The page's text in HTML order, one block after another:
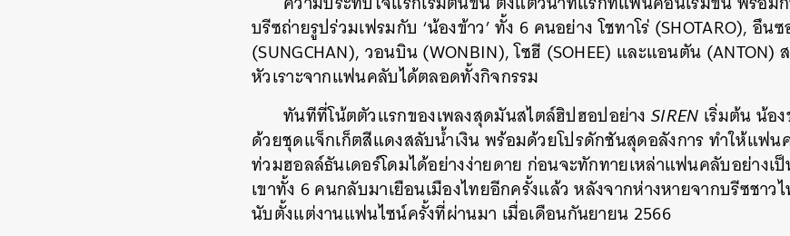
บรีซถ่ายรูปร่วมเฟรมกับ ‘น้องข้าว’ ทั้ง 6 คนอย่าง โชทาโร่ (SHOTARO), อึน
(SUNGCHAN), วอนบิน (WONBIN), โซฮี (SOHEE) และแอนตัน (ANTON)
หัวเราะจากแฟนคลับได้ตลอดทั้งกิจกรรม
ทันทีที่โน้ตตัวแรกของเพลงสุดมันสไตล์ฮิปฮอปอย่างSIREN เริ่มต้น น้อ
ด้วยชุดแจ็กเก็ตสีแดงสลับน้ำเงิน พร้อมด้วยโปรดักชันสุดอลังการ ทำให้แฟน
ท่วมฮอลล์ธันเดอร์โดมได้อย่างง่ายดาย ก่อนจะทักทายเหล่าแฟนคลับอย่างเ
เขาทั้ง 6 คนกลับมาเยือนเมืองไทยอีกครั้งแล้ว หลังจากห่างหายจากบรีซชาว
นับตั้งแต่งานแฟนไซน์ครั้งที่ผ่านมา เมื่อเดือนกันยายน 2566
ค้นหา
SHARE TWEET LINE EMAIL